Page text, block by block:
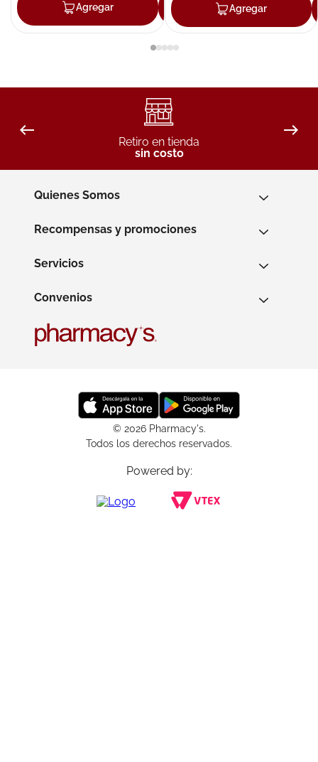
Agregar Agregar
Agregar
Retiro en tienda
sin costo
Quienes Somos
Recompensas y promociones
Servicios
Convenios
© 2026 Pharmacy's.
Todos los derechos reservados.
Powered by: